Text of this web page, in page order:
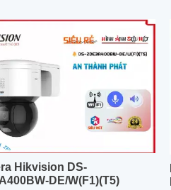
Hikvision DS-
DE/W(F1)(T5)